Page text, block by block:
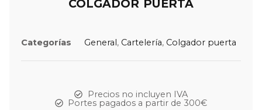
COLGADOR PUERTA
Categorías General, Cartelería, Colgador puerta
Precios no incluyen IVA
Portes pagados a partir de 300€